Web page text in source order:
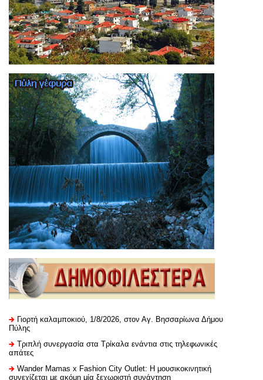
Γιορτή καλαμποκιού, 1/8/2026, στον Αγ. Βησσαρίωνα Δήμου
Πύλης
Τριπλή συνεργασία στα Τρίκαλα ενάντια στις τηλεφωνικές
απάτες
Wander Mamas x Fashion City Outlet: Η μουσικοκινητική
συνεχίζεται με ακόμη μία ξεχωριστή συνάντηση